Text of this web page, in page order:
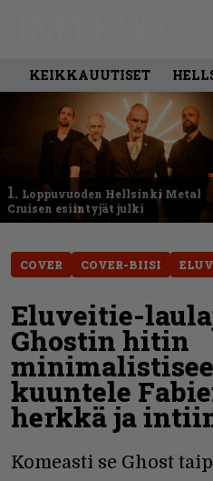
KEIKKAUUTISET
1. Loppuvuoden Hellsinki Metal
Cruisen esiintyjät julki
COVER COVER-BIISI
Eluveitie-
Ghostin hitin
kuuntele
herkkä ja
Komeasti se Ghost